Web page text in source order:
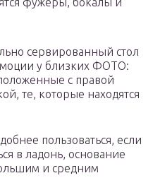
сервированный стол
у близких ФОТО:
с правой
те, которые находятся
пользоваться, если
в ладонь, основание
и средним